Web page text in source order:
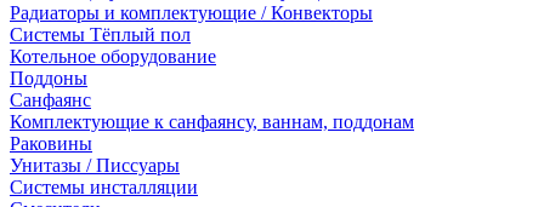
Радиаторы и комплектующие / Конвекторы
Системы Тёплый пол
Котельное оборудование
Поддоны
Санфаянс
Комплектующие к санфаянсу, ваннам, поддонам
Раковины
Унитазы / Писсуары
Системы инсталляции